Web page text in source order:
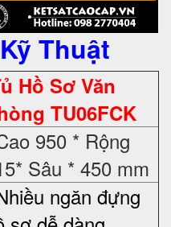
Thuật
Hồ Sơ Văn
TU06FCK
950 * Rộng
Sâu * 450 mm
ngăn đựng